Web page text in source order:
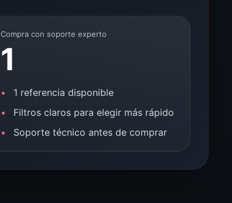
Compra con soporte experto
1
1 referencia disponible
Filtros claros para elegir más rápido
Soporte técnico antes de comprar